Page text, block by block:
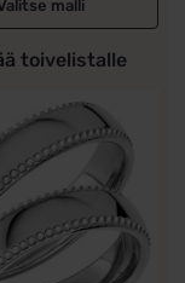
malli
toivelistalle